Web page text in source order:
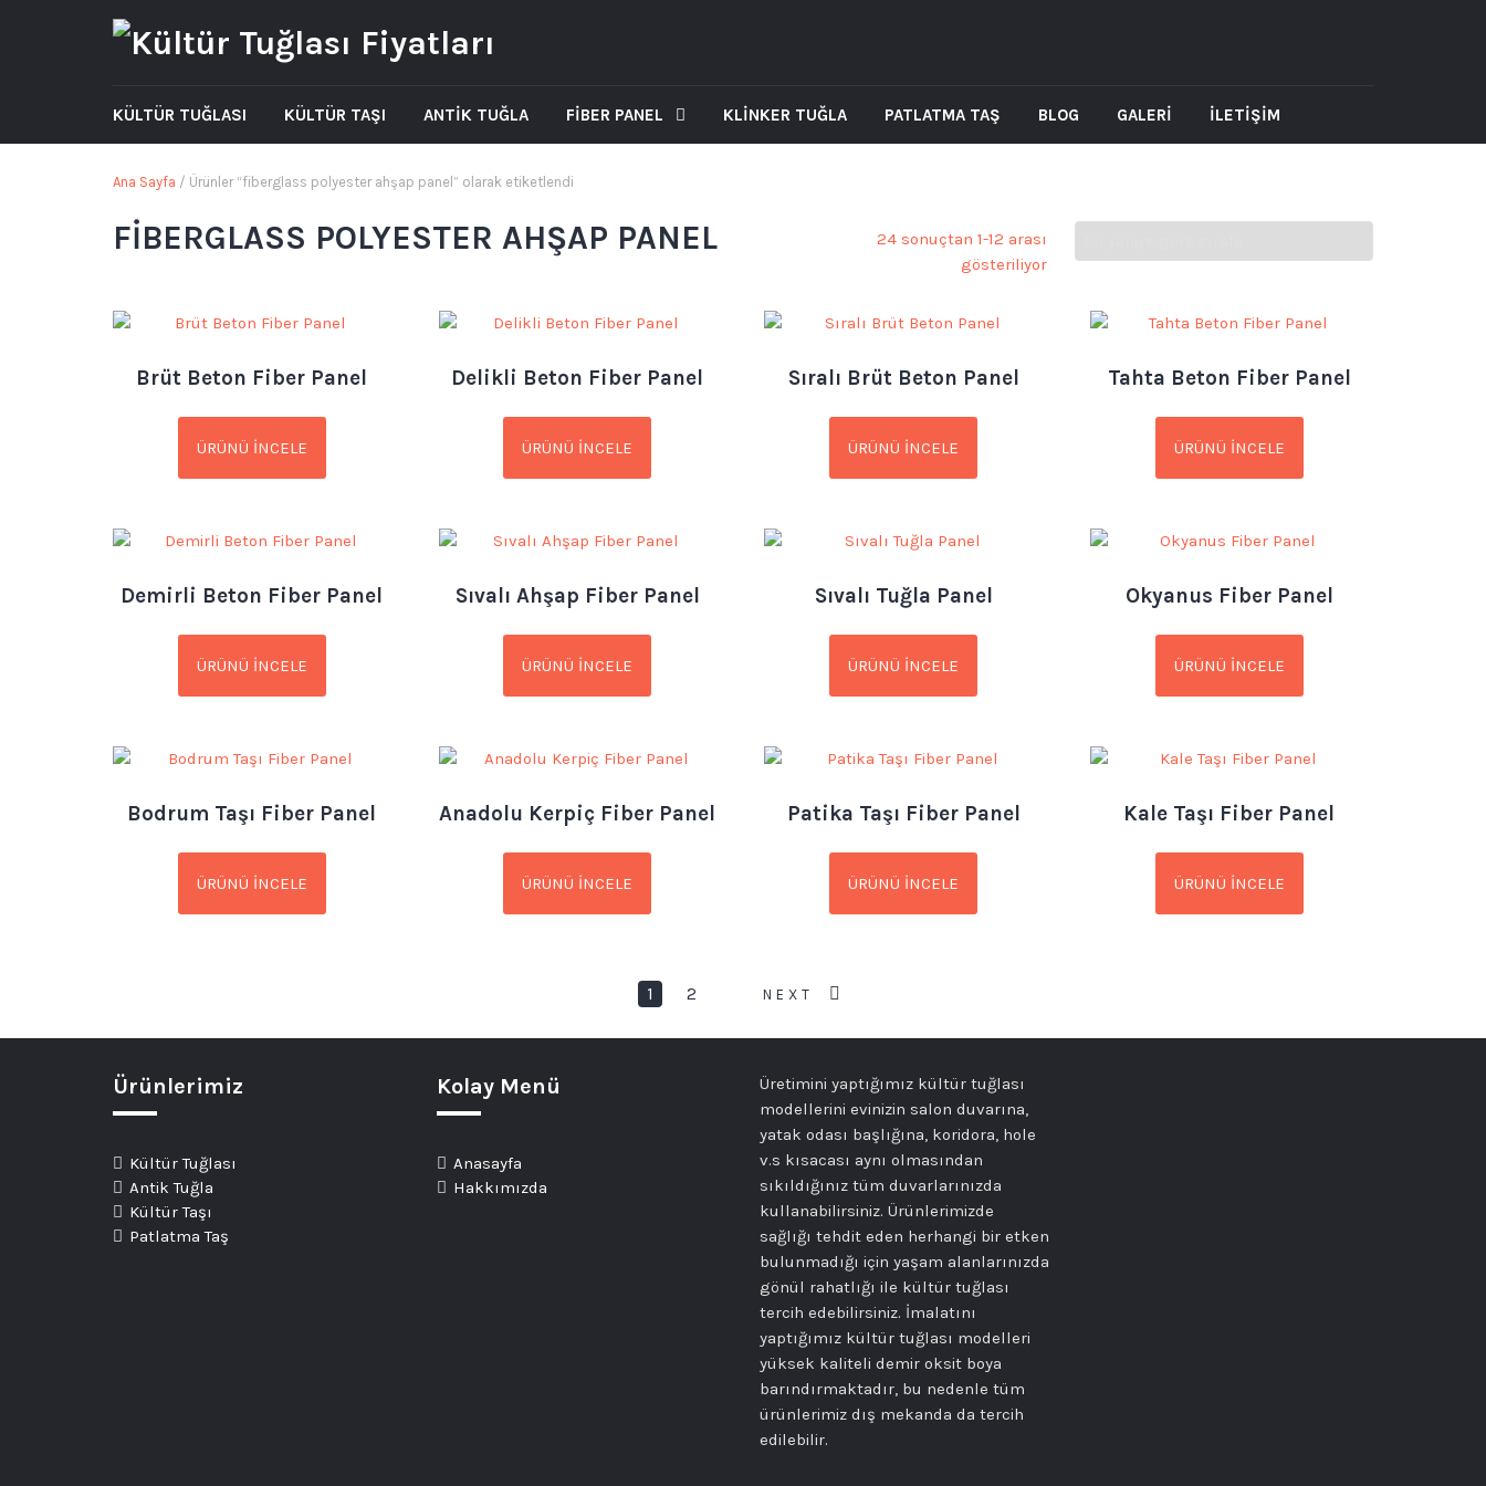
KÜLTÜR TUĞLASI KÜLTÜR TAŞI ANTİK TUĞLA FİBER PANEL KLİNKER TUĞLA PATLATMA TAŞ BLOG GALERİ İLETİŞİM
Ana Sayfa / Ürünler “fiberglass polyester ahşap panel” olarak etiketlendi
FIBERGLASS POLYESTER AHŞAP PANEL
24 sonuçtan 1-12 arası
gösteriliyor
Brüt Beton Fiber Panel
ÜRÜNÜ İNCELE
Delikli Beton Fiber Panel
ÜRÜNÜ İNCELE
Sıralı Brüt Beton Panel
ÜRÜNÜ İNCELE
Tahta Beton Fiber Panel
ÜRÜNÜ İNCELE
Demirli Beton Fiber Panel
ÜRÜNÜ İNCELE
Sıvalı Ahşap Fiber Panel
ÜRÜNÜ İNCELE
Sıvalı Tuğla Panel
ÜRÜNÜ İNCELE
Okyanus Fiber Panel
ÜRÜNÜ İNCELE
Bodrum Taşı Fiber Panel
ÜRÜNÜ İNCELE
Anadolu Kerpiç Fiber Panel
ÜRÜNÜ İNCELE
Patika Taşı Fiber Panel
ÜRÜNÜ İNCELE
Kale Taşı Fiber Panel
ÜRÜNÜ İNCELE
1 2 NEXT
Ürünlerimiz
Kültür Tuğlası
Antik Tuğla
Kültür Taşı
Patlatma Taş
Kolay Menü
Anasayfa
Hakkımızda
Üretimini yaptığımız kültür tuğlası
modellerini evinizin salon duvarına,
yatak odası başlığına, koridora, hole
v.s kısacası aynı olmasından
sıkıldığınız tüm duvarlarınızda
kullanabilirsiniz. Ürünlerimizde
sağlığı tehdit eden herhangi bir etken
bulunmadığı için yaşam alanlarınızda
gönül rahatlığı ile kültür tuğlası
tercih edebilirsiniz. İmalatını
yaptığımız kültür tuğlası modelleri
yüksek kaliteli demir oksit boya
barındırmaktadır, bu nedenle tüm
ürünlerimiz dış mekanda da tercih
edilebilir.